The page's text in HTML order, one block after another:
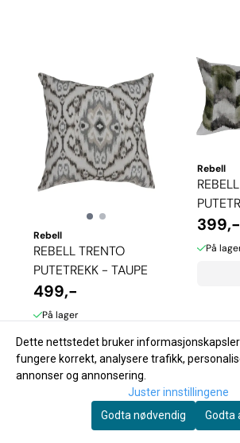
Rebell
REBELL TRENTO
PUTETREKK - TAUPE
499,-
På lager
Kjøp
Rebell
399,-
På
Dette nettstedet bruker
fungere korrekt, analysere trafikk,
annonser og annonsering.
Juster innstillingene
Godta nødvendig
Godta